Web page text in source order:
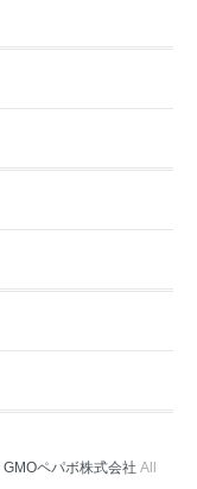
GMOペパボ株式会社 All